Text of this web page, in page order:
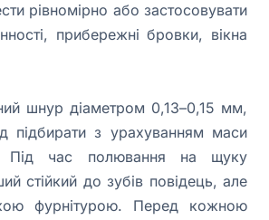
рівномірно або застосовувати
прибережні бровки, вікна
шнур діаметром 0,13–0,15 мм,
підбирати з урахуванням маси
Під час полювання на щуку
стійкий до зубів повідець, але
фурнітурою. Перед кожною